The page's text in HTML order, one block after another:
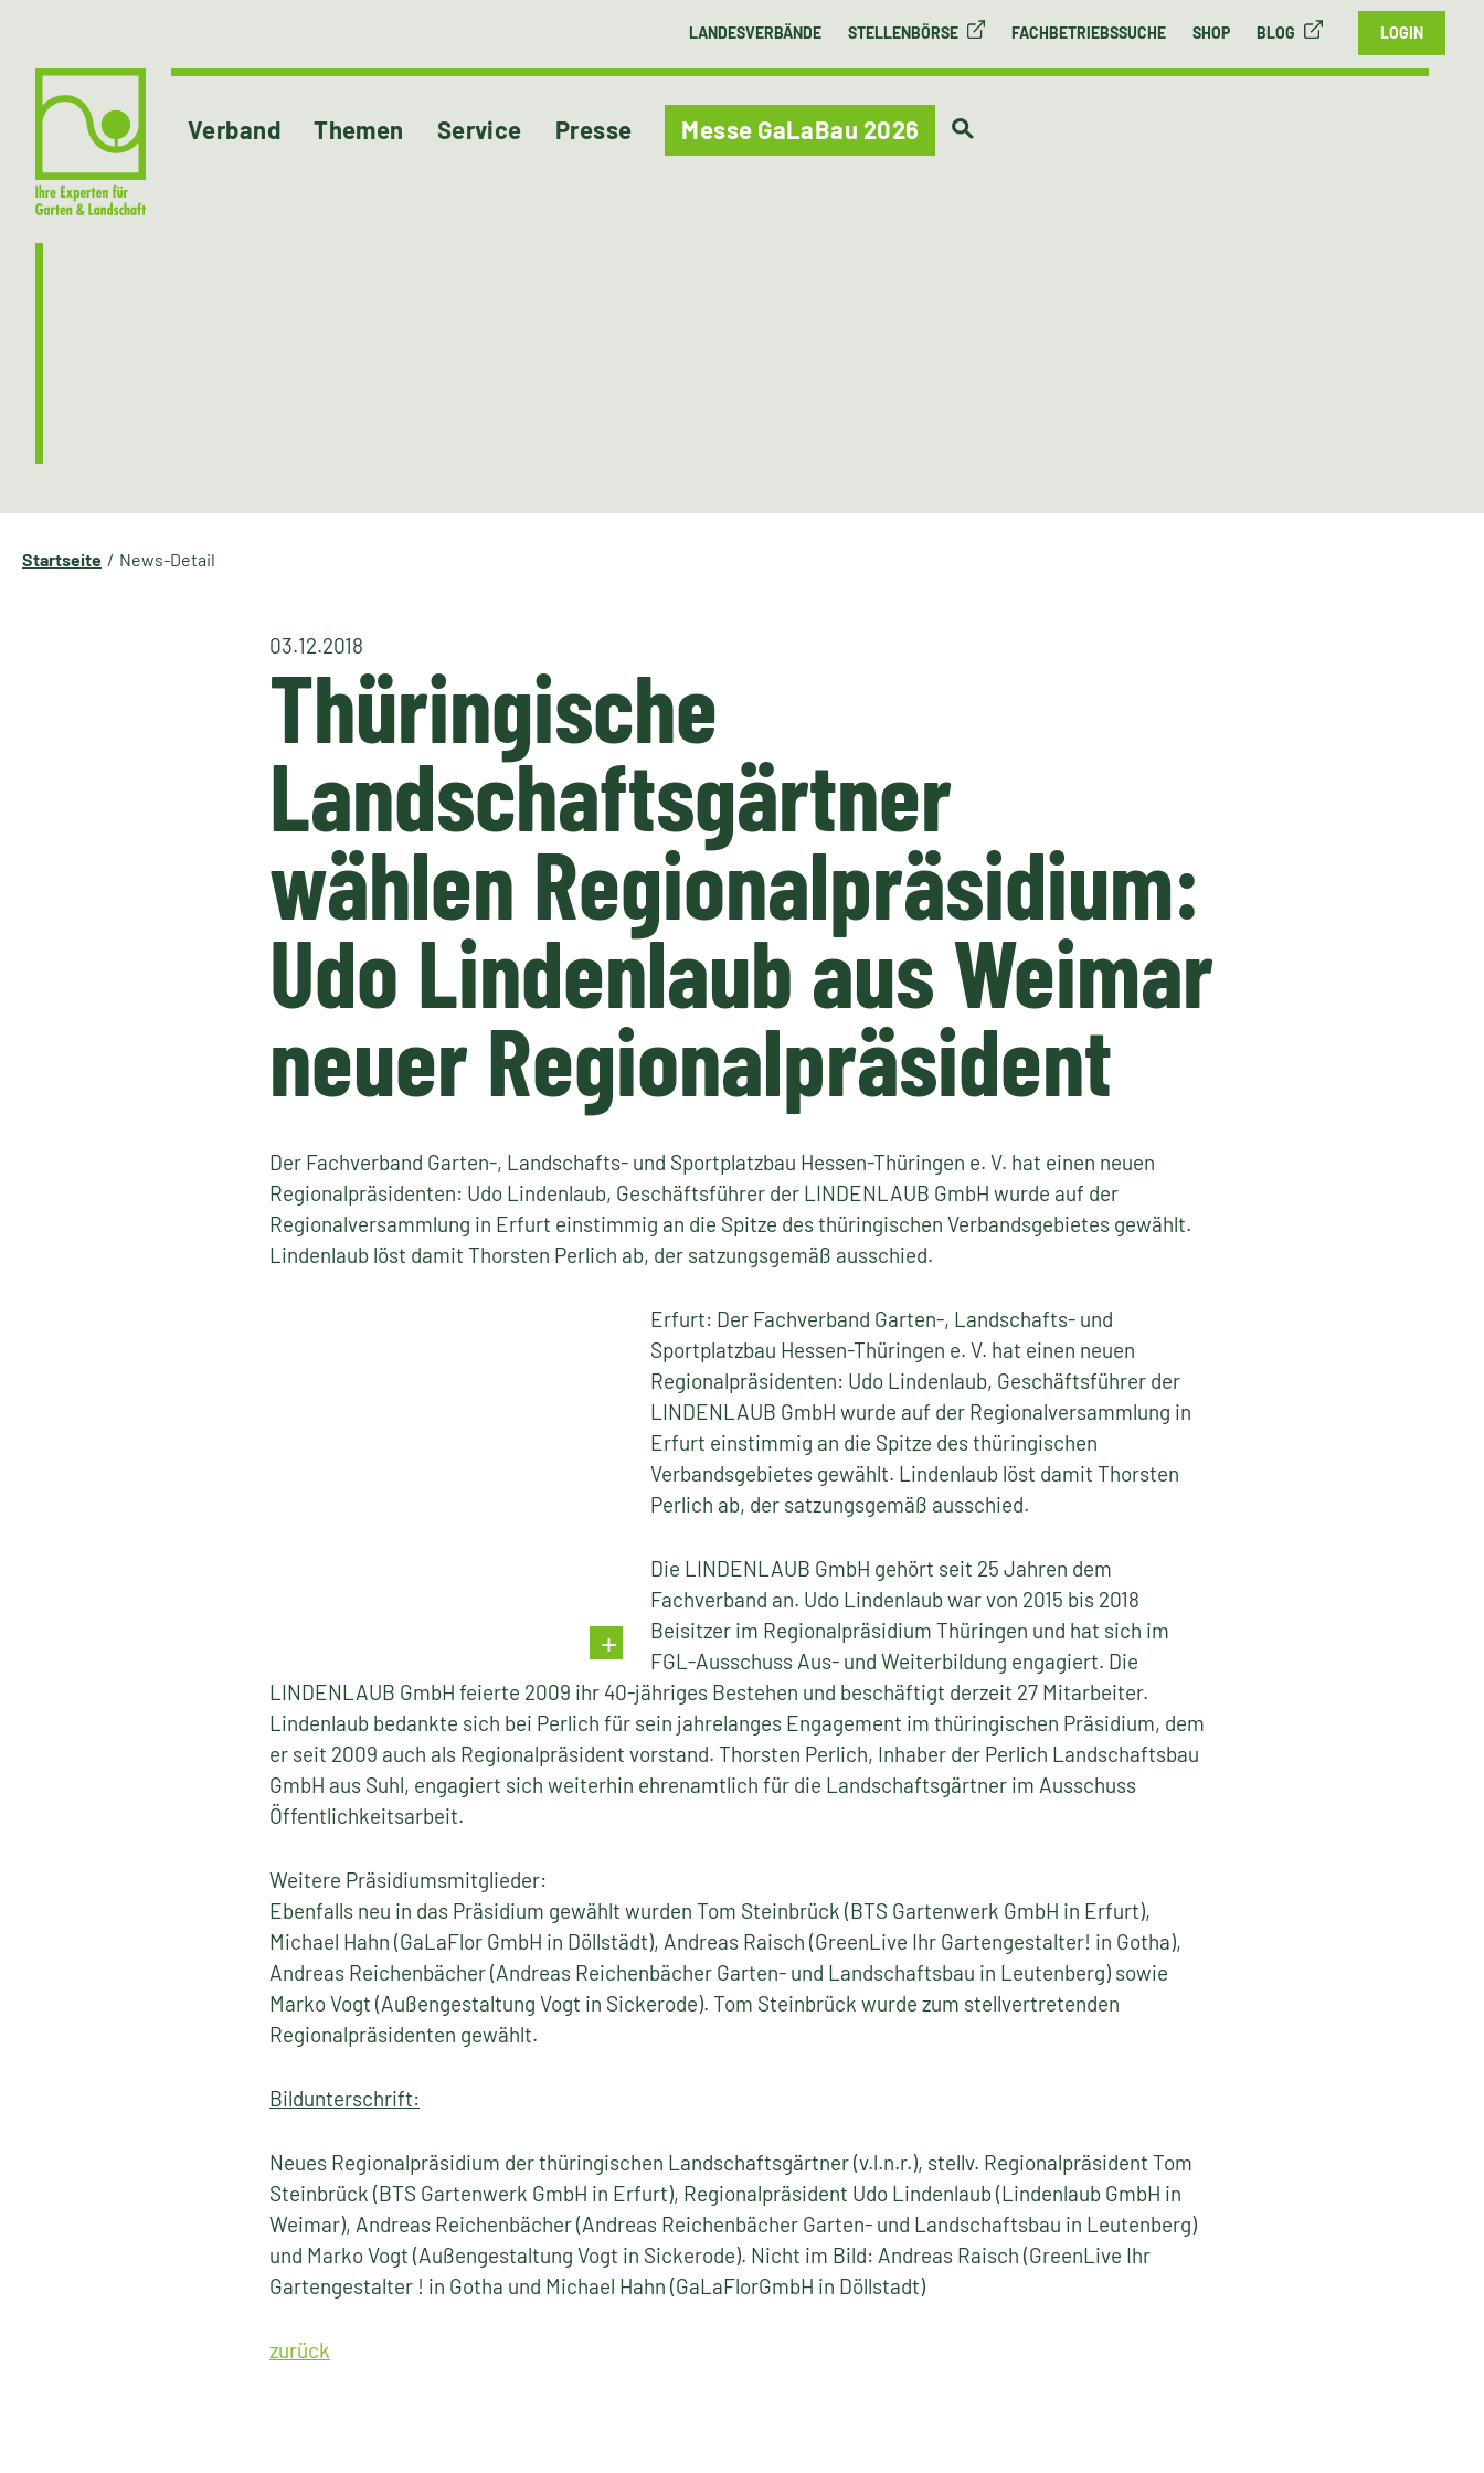
LANDESVERBÄNDE STELLENBÖRSE FACHBETRIEBSSUCHE SHOP BLOG LOGIN
Verband Themen Service Presse Messe GaLaBau 2026
Startseite News-Detail
03.12.2018
Thüringische
Landschaftsgärtner
wählen Regionalpräsidium:
Udo Lindenlaub aus Weimar
neuer Regionalpräsident
Der Fachverband Garten-, Landschafts- und Sportplatzbau Hessen-Thüringen e. V. hat einen neuen
Regionalpräsidenten: Udo Lindenlaub, Geschäftsführer der LINDENLAUB GmbH wurde auf der
Regionalversammlung in Erfurt einstimmig an die Spitze des thüringischen Verbandsgebietes gewählt.
Lindenlaub löst damit Thorsten Perlich ab, der satzungsgemäß ausschied.
Erfurt: Der Fachverband Garten-, Landschafts- und
Sportplatzbau Hessen-Thüringen e. V. hat einen neuen
Regionalpräsidenten: Udo Lindenlaub, Geschäftsführer der
LINDENLAUB GmbH wurde auf der Regionalversammlung in
Erfurt einstimmig an die Spitze des thüringischen
Verbandsgebietes gewählt. Lindenlaub löst damit Thorsten
Perlich ab, der satzungsgemäß ausschied.
Die LINDENLAUB GmbH gehört seit 25 Jahren dem
Fachverband an. Udo Lindenlaub war von 2015 bis 2018
Beisitzer im Regionalpräsidium Thüringen und hat sich im
FGL-Ausschuss Aus- und Weiterbildung engagiert. Die
LINDENLAUB GmbH feierte 2009 ihr 40-jähriges Bestehen und beschäftigt derzeit 27 Mitarbeiter.
Lindenlaub bedankte sich bei Perlich für sein jahrelanges Engagement im thüringischen Präsidium, dem
er seit 2009 auch als Regionalpräsident vorstand. Thorsten Perlich, Inhaber der Perlich Landschaftsbau
GmbH aus Suhl, engagiert sich weiterhin ehrenamtlich für die Landschaftsgärtner im Ausschuss
Öffentlichkeitsarbeit.
Weitere Präsidiumsmitglieder:
Ebenfalls neu in das Präsidium gewählt wurden Tom Steinbrück (BTS Gartenwerk GmbH in Erfurt),
Michael Hahn (GaLaFlor GmbH in Döllstädt), Andreas Raisch (GreenLive Ihr Gartengestalter! in Gotha),
Andreas Reichenbächer (Andreas Reichenbächer Garten- und Landschaftsbau in Leutenberg) sowie
Marko Vogt (Außengestaltung Vogt in Sickerode). Tom Steinbrück wurde zum stellvertretenden
Regionalpräsidenten gewählt.
Bildunterschrift:
Neues Regionalpräsidium der thüringischen Landschaftsgärtner (v.l.n.r.), stellv. Regionalpräsident Tom
Steinbrück (BTS Gartenwerk GmbH in Erfurt), Regionalpräsident Udo Lindenlaub (Lindenlaub GmbH in
Weimar), Andreas Reichenbächer (Andreas Reichenbächer Garten- und Landschaftsbau in Leutenberg)
und Marko Vogt (Außengestaltung Vogt in Sickerode). Nicht im Bild: Andreas Raisch (GreenLive Ihr
Gartengestalter ! in Gotha und Michael Hahn (GaLaFlorGmbH in Döllstadt)
zurück